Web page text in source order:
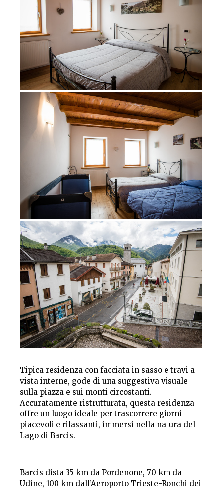
Tipica residenza con facciata in sasso e travi a
vista interne, gode di una suggestiva visuale
sulla piazza e sui monti circostanti.
Accuratamente ristrutturata, questa residenza
offre un luogo ideale per trascorrere giorni
piacevoli e rilassanti, immersi nella natura del
Lago di Barcis.
Barcis dista 35 km da Pordenone, 70 km da
Udine, 100 km dall’Aeroporto Trieste-Ronchi dei